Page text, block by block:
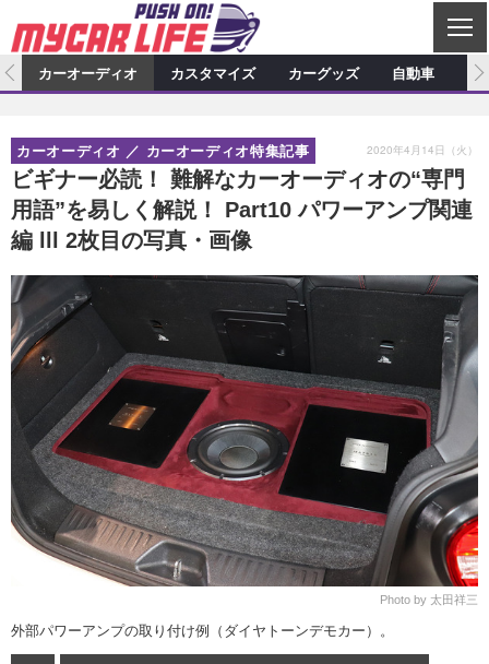
C
L
S
E
カーオーディオ
プロショップ検索 ショップ訪問記
カーオーディオニュース デモカー製作記
その他
カスタマイズ特集記事 カスタマイズ新製品情報
カスタマイズニュース
カーグッズ
カーグッズ特集記事 カーグッズ新製品情報
カーグッズニュース
自動車
スクープ
カーオーディオ カスタマイズ カーグッズ 自動車
ビギナー必読！ 難解なカーオーディオの“専門
用語”を易しく解説！ Part10 パワーアンプ関連
編 lll 2枚目の写真・画像
カーオーディオ カーオーディオ特集記事 2020年4月14日（火）
Photo by 太田祥三
外部パワーアンプの取り付け例（ダイヤトーンデモカー）。